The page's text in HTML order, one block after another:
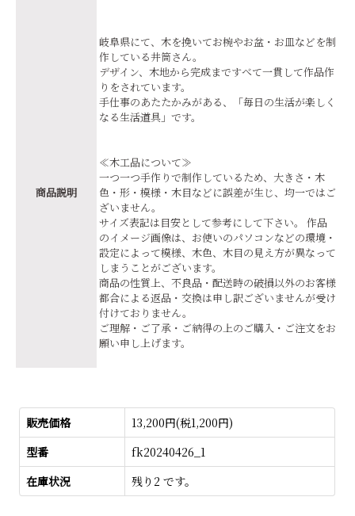
商品説明
岐阜県にて、木を挽いてお椀やお盆・お皿などを制
作している井筒さん。
デザイン、木地から完成まですべて一貫して作品作
りをされています。
手仕事のあたたかみがある、「毎日の生活が楽しく
なる生活道具」です。
≪木工品について≫
一つ一つ手作りで制作しているため、大きさ・木
色・形・模様・木目などに誤差が生じ、均一ではご
ざいません。
サイズ表記は目安として参考にして下さい。 作品
のイメージ画像は、お使いのパソコンなどの環境・
設定によって模様、木色、木目の見え方が異なって
しまうことがございます。
商品の性質上、不良品・配送時の破損以外のお客様
都合による返品・交換は申し訳ございませんが受け
付けておりません。
ご理解・ご了承・ご納得の上のご購入・ご注文をお
願い申し上げます。
販売価格
13,200円(税1,200円)
型番
fk20240426_1
在庫状況
残り2 です。